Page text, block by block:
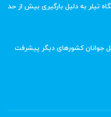
تیلر به دلیل بارگیری بیش از حد
جوانان کشورهای دیگر پیشرفت